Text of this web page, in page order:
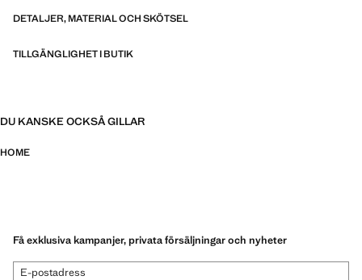
DETALJER, MATERIAL OCH SKÖTSEL
TILLGÄNGLIGHET I BUTIK
DU KANSKE OCKSÅ GILLAR
HOME
Få exklusiva kampanjer, privata försäljningar och nyheter
E-postadress